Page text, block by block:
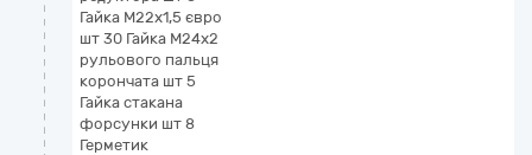
Гайка М22х1,5 євро
шт 30 Гайка М24х2
рульового пальця
корончата шт 5
Гайка стакана
форсунки шт 8
Герметик